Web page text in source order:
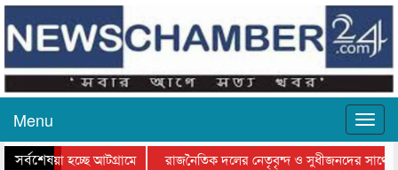
Menu
সর্বশেষ
যাওয়া হচ্ছে আটগ্রামে
রাজনৈতিক দলের নেতৃবৃন্দ ও সুধীজনদের সাথে